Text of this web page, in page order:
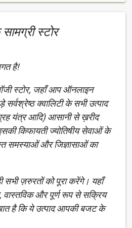
सामग्री स्टोर
है!
स्टोर, जहाँ आप ऑनलाइन
क्वालिटी के सभी उत्पाद
यंत्र आदि) आसानी से ख़रीद
किफायती ज्योतिषीय सेवाओं के
समस्याओं और जिज्ञासाओं का
ज़रुरतों को पूरा करेंगे। यहाँ
वास्तविक और पूर्ण रूप से सक्रिय
है कि ये उत्पाद आपकी बजट के